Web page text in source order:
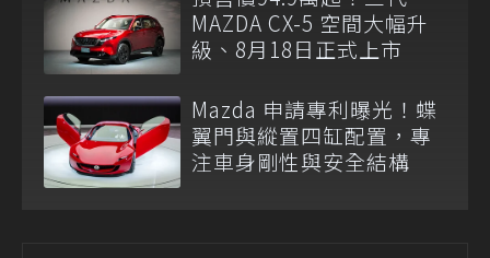
MAZDA CX-5 空間大幅升
級、8月18日正式上市
Mazda 申請專利曝光！蝶
翼門與縱置四缸配置，專
注車身剛性與安全結構